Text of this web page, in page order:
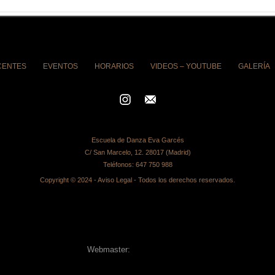
EVENTOS HORARIOS VIDEOS – YOUTUBE GALERÍA
Escuela de Danza Eva Garcés
C/ San Marcelo, 12. 28017 (Madrid)
Teléfonos: 647 750 988
Copyright © 2024 - Aviso Legal - Todos los derechos reservados.
Webmaster: